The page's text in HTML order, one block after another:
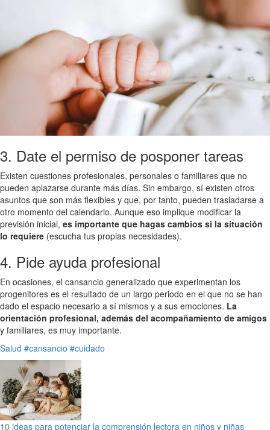
3. Date el permiso de posponer tareas
Existen cuestiones profesionales, personales o familiares que no
pueden aplazarse durante más días. Sin embargo, sí existen otros
asuntos que son más flexibles y que, por tanto, pueden trasladarse a
otro momento del calendario. Aunque eso implique modificar la
previsión inicial, es importante que hagas cambios si la situación
lo requiere (escucha tus propias necesidades).
4. Pide ayuda profesional
En ocasiones, el cansancio generalizado que experimentan los
progenitores es el resultado de un largo periodo en el que no se han
dado el espacio necesario a sí mismos y a sus emociones. La
orientación profesional, además del acompañamiento de amigos
y familiares, es muy importante.
Salud #cansancio #cuidado
10 ideas para potenciar la comprensión lectora en niños y niñas